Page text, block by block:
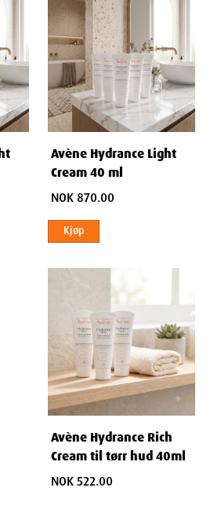
Avène Hydrance Light
Cream 40 ml
NOK 870.00
Kjøp
Avène Hydrance Rich
Cream til tørr hud 40ml
NOK 522.00